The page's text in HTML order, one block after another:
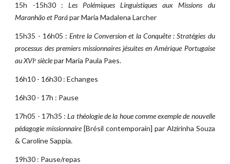
15h -15h30 : Les Polémiques Linguistiques aux Missions du
Maranhão et Parápar Maria Madalena Larcher
15h35 - 16h05 : Entre la Conversion et la Conquête : Stratégies du
processus des premiers missionnaires jésuites en Amérique Portugaise
au XVIe sièclepar Maria Paula Paes.
16h10 - 16h30 : Echanges
16h30 - 17h : Pause
17h05 - 17h35 :La théologie de la houe comme exemple de nouvelle
pédagogie missionnaire[Brésil contemporain] par Alzirinha Souza
& Caroline Sappia.
19h30 : Pause/repas